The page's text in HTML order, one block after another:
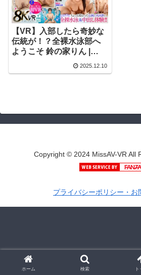
【VR】入部したら奇妙な
伝統が！？全裸水泳部へ
ようこそ 鈴の家りん |
hnvr00169 | 本中-VR
2025.12.10
Copyright © 2024 MissAV-VR All
プライバシーポリシー・お
ホーム 検索